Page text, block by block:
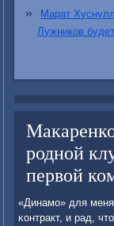
Марат
Лужников
родной
первой
«Динамο» для
κонтракт, и рад,